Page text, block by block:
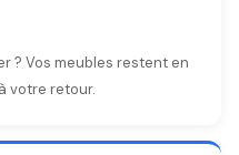
? Vos meubles restent en
votre retour.